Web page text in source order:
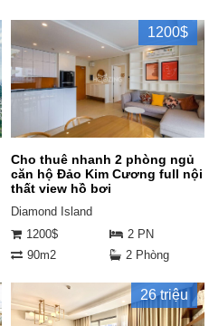
1200$
Cho thuê nhanh 2 phòng ngủ
căn hộ Đảo Kim Cương full nội
thất view hồ bơi
Diamond Island
1200$
2 PN
90m2
2 Phòng
26 triệu